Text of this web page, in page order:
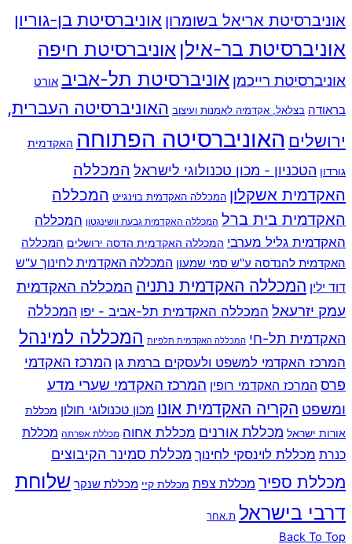
אוניברסיטת אריאל בשומרון אוניברסיטת בן-גוריון
אוניברסיטת בר-אילן אוניברסיטת חיפה
אוניברסיטת רייכמן אוניברסיטת תל-אביב אורט
בראודה בצלאל, אקדמיה לאמנות ועיצוב האוניברסיטה העברית,
ירושלים האוניברסיטה הפתוחה האקדמית
גורדון הטכניון - מכון טכנולוגי לישראל המכללה
האקדמית אשקלון המכללה האקדמית בוינגייט המכללה
האקדמית בית ברל המכללה האקדמית גבעת וושינגטון המכללה
האקדמית גליל מערבי המכללה האקדמית הדסה ירושלים המכללה
האקדמית להנדסה ע"ש סמי שמעון המכללה האקדמית לחינוך ע"ש
דוד ילין המכללה האקדמית נתניה המכללה האקדמית
עמק יזרעאל המכללה האקדמית תל-אביב - יפו המכללה
האקדמית תל-חי המכללה האקדמית תלפיות המכללה למינהל
המרכז האקדמי למשפט ולעסקים ברמת גן המרכז האקדמי
פרס המרכז האקדמי רופין המרכז האקדמי שערי מדע
ומשפט הקריה האקדמית אונו מכון טכנולוגי חולון מכללת
אורות ישראל מכללת אורנים מכללת אחוה מכללת אפרתה מכללת
כנרת מכללת לוינסקי לחינוך מכללת סמינר הקיבוצים
מכללת ספיר מכללת צפת מכללת קיי מכללת שנקר שלוחת
דרבי בישראל ת.אחר
Back To Top